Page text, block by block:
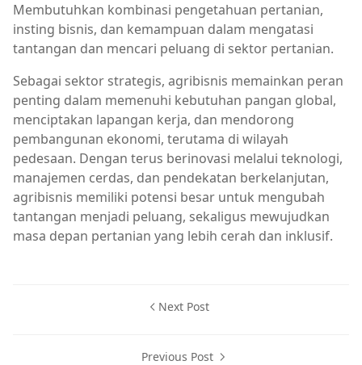
Membutuhkan kombinasi pengetahuan pertanian,
insting bisnis, dan kemampuan dalam mengatasi
tantangan dan mencari peluang di sektor pertanian.
Sebagai sektor strategis, agribisnis memainkan peran
penting dalam memenuhi kebutuhan pangan global,
menciptakan lapangan kerja, dan mendorong
pembangunan ekonomi, terutama di wilayah
pedesaan. Dengan terus berinovasi melalui teknologi,
manajemen cerdas, dan pendekatan berkelanjutan,
agribisnis memiliki potensi besar untuk mengubah
tantangan menjadi peluang, sekaligus mewujudkan
masa depan pertanian yang lebih cerah dan inklusif.
Next Post
Previous Post